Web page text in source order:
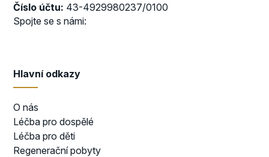
Číslo účtu: 43-4929980237/0100
Spojte se s námi:
Hlavní odkazy
O nás
Léčba pro dospělé
Léčba pro děti
Regenerační pobyty